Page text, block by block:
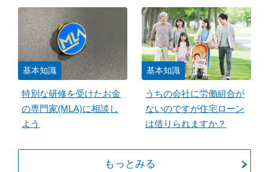
基本知識
特別な研修を受けたお金
の専門家(MLA)に相談し
よう
基本知識
うちの会社に労働組合が
ないのですが住宅ローン
は借りられますか？
もっとみる